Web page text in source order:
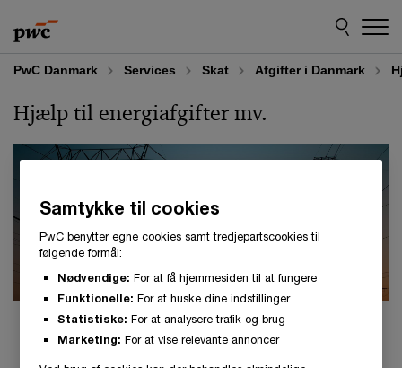
to
content
to
footer
PwC Danmark Services Skat Afgifter i Danmark
Hjælp til energiafgifter mv.
Samtykke til cookies
PwC benytter egne cookies samt tredjepartscookies til
følgende formål:
Nødvendige: For at få hjemmesiden til at fungere
Funktionelle: For at huske dine indstillinger
Statistiske: For at analysere trafik og brug
Marketing: For at vise relevante annoncer